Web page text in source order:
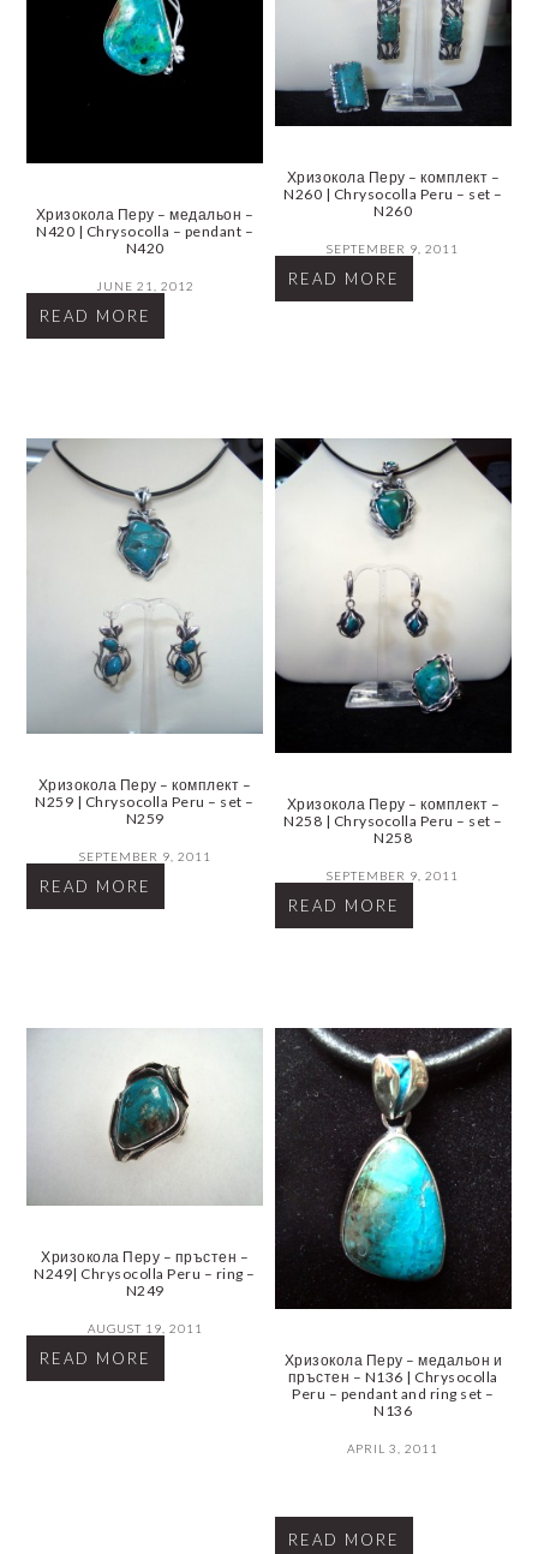
Хризокола Перу – медальон –
N420 | Chrysocolla – pendant –
N420
JUNE 21, 2012
READ MORE
Хризокола Перу – комплект –
N260 | Chrysocolla Peru – set –
N260
SEPTEMBER 9, 2011
READ MORE
Хризокола Перу – комплект –
N259 | Chrysocolla Peru – set –
N259
SEPTEMBER 9, 2011
READ MORE
Хризокола Перу – комплект –
N258 | Chrysocolla Peru – set –
N258
SEPTEMBER 9, 2011
READ MORE
Хризокола Перу – пръстен –
N249| Chrysocolla Peru – ring –
N249
AUGUST 19, 2011
READ MORE
Хризокола Перу – медальон и
пръстен – N136 | Chrysocolla
Peru – pendant and ring set –
N136
APRIL 3, 2011
READ MORE